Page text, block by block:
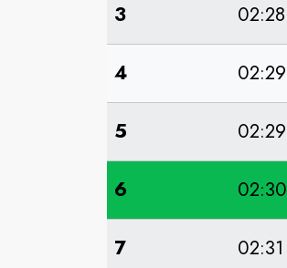
3 02:28
4 02:29
5 02:29
6 02:30
7 02:31